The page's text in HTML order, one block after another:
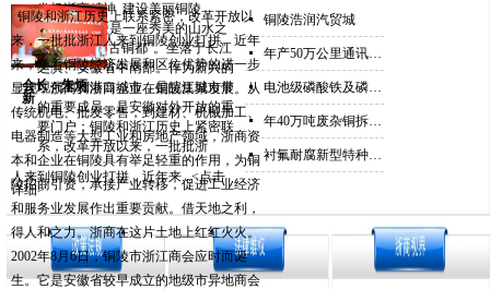
发扬浙商精神 建设美丽铜陵
美丽的铜陵是一座秀美的山水之
城，是“中国古铜都”。坐落于长江
之滨、安徽省中南部。作为新兴的
现代工贸港口城市，是皖江城市带
的重要成员，是安徽对外开放的重
要门户；铜陵和浙江历史上紧密联
系，改革开放以来，一批批浙
人来到铜陵创业打拼，近年来...<点击
详细>
会长：朱炳
新
铜陵和浙江历史上联系紧密，改革开放以
来，一批批浙江人来到铜陵创业打拼。近年
来，随着铜陵经济发展和区位优势的进一步
显现，浙商和浙商企业在铜陵集聚发展。从
传统机电、批发零售，到建材、机械加工、
电器制造等大型工业和房地产领域，浙商资
本和企业在铜陵具有举足轻重的作用，为铜
陵招商引资，承接产业转移，促进工业经济
和服务业发展作出重要贡献。借天地之利，
得人和之力。浙商在这片土地上红红火火。
2002年8月6日，铜陵市浙江商会应时而诞
生。它是安徽省较早成立的地级市异地商会
넷 铜陵浩润汽贸城
넷 年产50万公里通讯级塑料光纤项目
넷 电池级磷酸铁及磷酸铁锂项目
넷 年40万吨废杂铜拆解资源综合利用项目
넷 衬氟耐腐新型特种阀门项目